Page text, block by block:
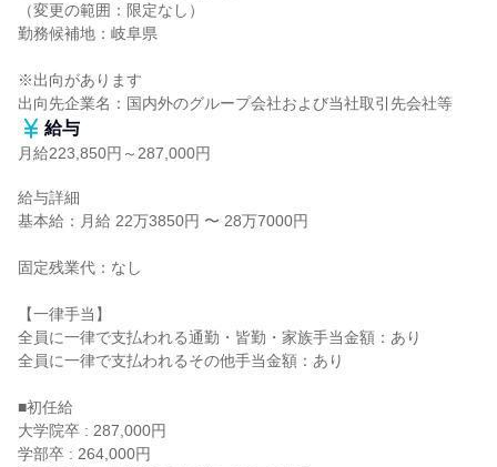
（変更の範囲：限定なし）
勤務候補地：岐阜県
※出向があります
出向先企業名：国内外のグループ会社および当社取引先会社等
給与
月給223,850円～287,000円
給与詳細
基本給：月給 22万3850円 〜 28万7000円
固定残業代：なし
【一律手当】
全員に一律で支払われる通勤・皆勤・家族手当金額：あり
全員に一律で支払われるその他手当金額：あり
■初任給
大学院卒 : 287,000円
学部卒 : 264,000円